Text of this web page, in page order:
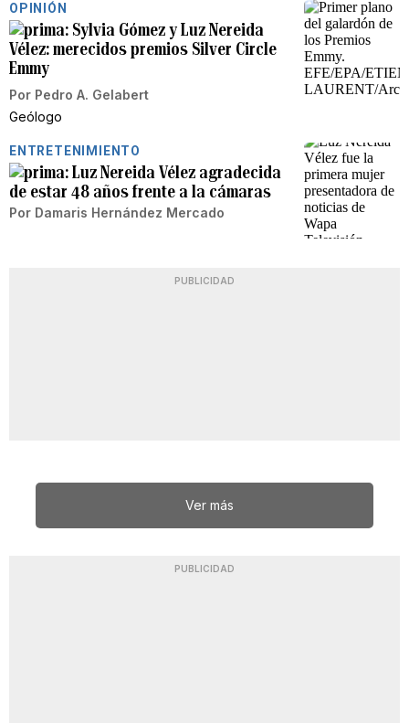
OPINIÓN
Sylvia Gómez y Luz Nereida
Vélez: merecidos premios Silver Circle
Emmy
Por Pedro A. Gelabert
Geólogo
ENTRETENIMIENTO
Luz Nereida Vélez agradecida
de estar 48 años frente a la cámaras
Por Damaris Hernández Mercado
PUBLICIDAD
Ver más
PUBLICIDAD